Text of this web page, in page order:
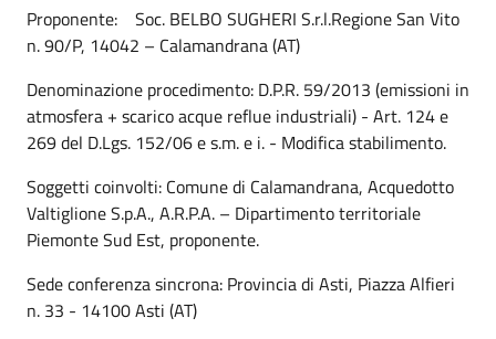
Proponente: Soc. BELBO SUGHERI S.r.l.Regione San Vito
n. 90/P, 14042 – Calamandrana (AT)
Denominazione procedimento: D.P.R. 59/2013 (emissioni in
atmosfera + scarico acque reflue industriali) - Art. 124 e
269 del D.Lgs. 152/06 e s.m. e i. - Modifica stabilimento.
Soggetti coinvolti: Comune di Calamandrana, Acquedotto
Valtiglione S.p.A., A.R.P.A. – Dipartimento territoriale
Piemonte Sud Est, proponente.
Sede conferenza sincrona: Provincia di Asti, Piazza Alfieri
n. 33 - 14100 Asti (AT)